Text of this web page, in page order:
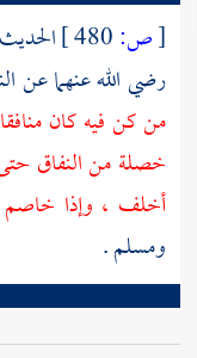
[ص:
رضي الله عنهما عن
من كن فيه كان
خصلة من النفاق
أخلف ، وإذا
ومسلم.